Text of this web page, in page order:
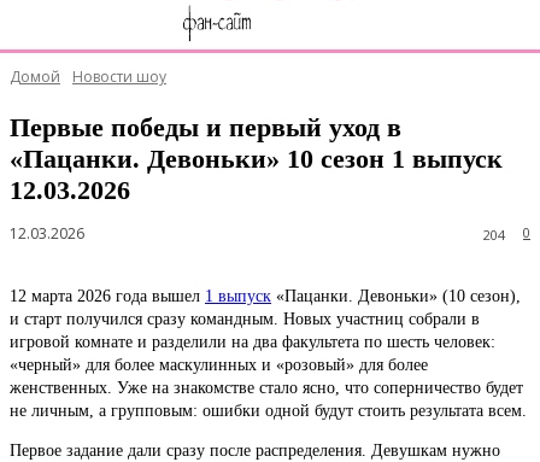
Домой Новости шоу
Первые победы и первый уход в
«Пацанки. Девоньки» 10 сезон 1 выпуск
12.03.2026
12.03.2026 0
204
12 марта 2026 года вышел 1 выпуск «Пацанки. Девоньки» (10 сезон),
и старт получился сразу командным. Новых участниц собрали в
игровой комнате и разделили на два факультета по шесть человек:
«черный» для более маскулинных и «розовый» для более
женственных. Уже на знакомстве стало ясно, что соперничество будет
не личным, а групповым: ошибки одной будут стоить результата всем.
Первое задание дали сразу после распределения. Девушкам нужно